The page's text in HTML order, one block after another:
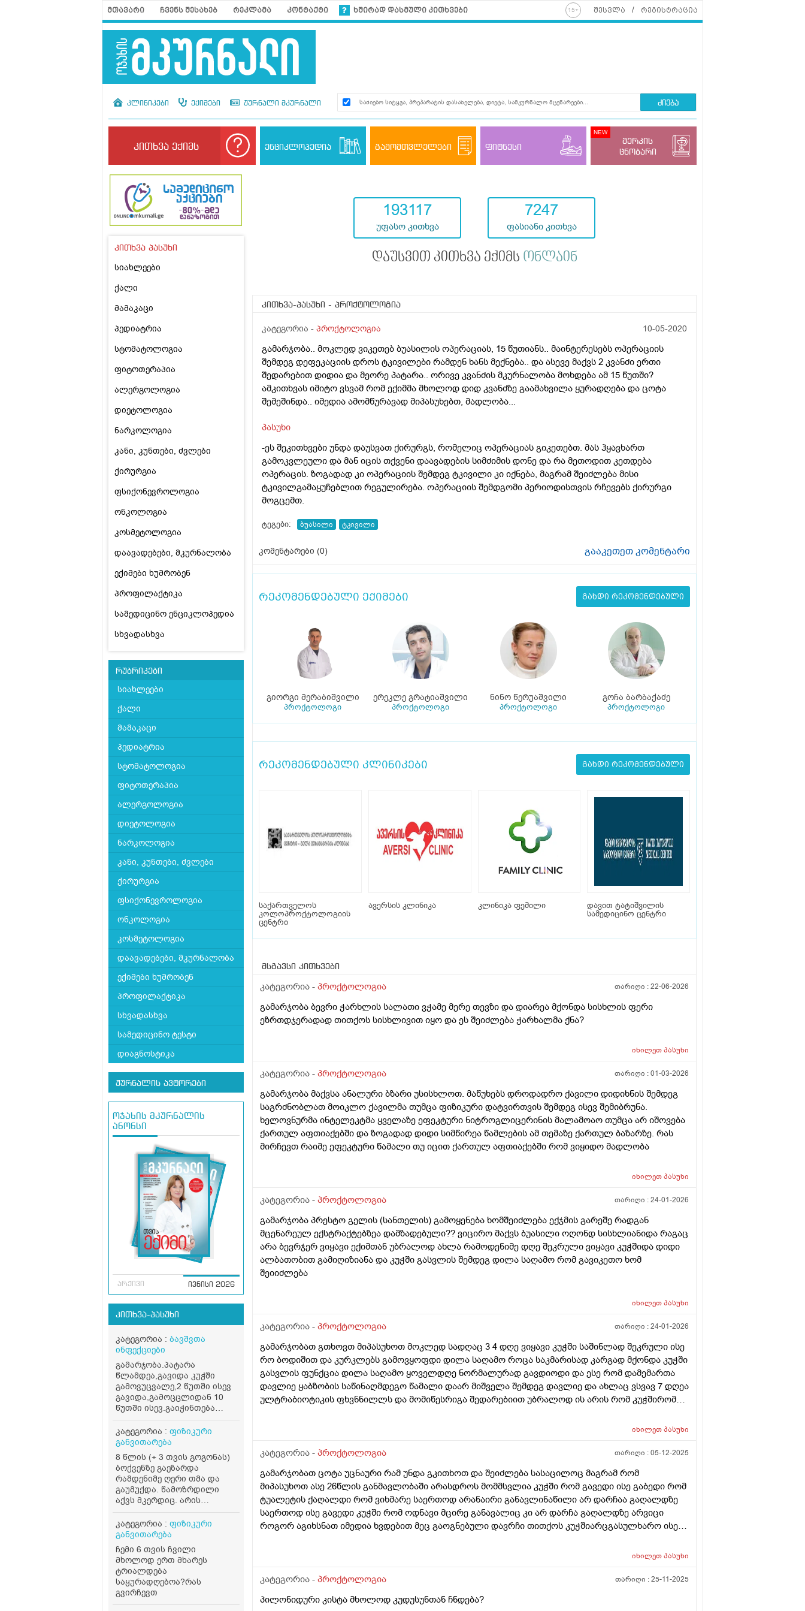
მთავარი ჩვენს შესახებ რეკლამა კონტაქტი ხშირად დასმული კითხვები შესვლა რეგისტრაცია
კლინიკები ექიმები ჟურნალი მკურნალი ძიება
კითხვა ექიმს ენციკლოპედია გამომთვლელები ფიტნესი
მერკის
ცნობარი
კითხვა პასუხი
სიახლეები
ქალი
მამაკაცი
პედიატრია
სტომატოლოგია
ფიტოთერაპია
ალერგოლოგია
დიეტოლოგია
ნარკოლოგია
კანი, კუნთები, ძვლები
ქირურგია
ფსიქონევროლოგია
ონკოლოგია
კოსმეტოლოგია
დაავადებები, მკურნალობა
ექიმები ხუმრობენ
პროფილაქტიკა
სამედიცინო ენციკლოპედია
სხვადასხვა
რუბრიკები
სიახლეები
ქალი
მამაკაცი
პედიატრია
სტომატოლოგია
ფიტოთერაპია
ალერგოლოგია
დიეტოლოგია
ნარკოლოგია
კანი, კუნთები, ძვლები
ქირურგია
ფსიქონევროლოგია
ონკოლოგია
კოსმეტოლოგია
დაავადებები, მკურნალობა
ექიმები ხუმრობენ
პროფილაქტიკა
სხვადასხვა
სამედიცინო ტესტი
დიაგნოსტიკა
ჟურნალის ავტორები
ოჯახის მკურნალის
ანონსი
არქივი ივნისი 2026
კითხვა-პასუხი
კატეგორია : ბავშვთა
ინფექციები
გამარჯობა.პატარა
წლამდეა,გავიდა კუჭში
გამოვუცვალე,2 წუთში ისევ
გავიდა,გამოცცლიდან 10
წუთში ისევ.გაიჭინთება
გავა.აშლილი არაა,ღამეც
მშვიდად ეძინა,გუშინ
საღამოსაც ეგრე გააკეთა
თვითონ ბავშვი არ წუხს
კატეგორია : ფიზიკური
განვითარება
8 წლის (+ 3 თვის გოგონას)
ბოქვენზე გაეზარდა
რამდენიმე ღერი თმა და
გაუმუქდა. წამოზრდილი
აქვს მკერდიც. არის
ასაკთან შედარებით
მაღალი და აქვს წონაც ( 44
კგ). რამდენად საშიშია, რას
რამდენად ნორმალურია?
და რა გავლენა შეიძლება
იქონიოს ამ ყველაფერმა.
კატეგორია : ფიზიკური
განვითარება
ჩემი 6 თვის ჩვილი
მხოლოდ ერთ მხარეს
ტრიალდება
საყურადღებოა?რას
გვირჩევთ
193117
უფასო კითხვა
7247
ფასიანი კითხვა
დაუსვით კითხვა ექიმს ონლაინ
კითხვა-პასუხი - პროქტოლოგია
კატეგორია - პროქტოლოგია 10-05-2020
გამარჯობა.. მოკლედ ვიკეთებ ბუასილის ოპერაციას, 15 წუთიანს.. მაინტერესებს ოპერაციის
შემდეგ დეფეკაციის დროს ტკივილები რამდენ ხანს მექნება.. და ასევე მაქვს 2 კვანძი ერთი
შედარებით დიდია და მეორე პატარა.. ორივე კვანძის მკურნალობა მოხდება ამ 15 წუთში?
ამკითხვას იმიტო ვსვამ რომ ექიმმა მხოლოდ დიდ კვანძზე გაამახვილა ყურადღება და ცოტა
შემეშინდა.. იმედია ამომწურავად მიპასუხებთ, მადლობა...
პასუხი
-ეს შეკითხვები უნდა დაუსვათ ქირურგს, რომელიც ოპერაციას გიკეთებთ. მას ჰყავხართ
გამოკვლეული და მან იცის თქვენი დაავადების სიმძიმის დონე და რა მეთოდით კეთდება
ოპერაცის. ზოგადად კი ოპერაციის შემდეგ ტკივილი კი იქნება, მაგრამ შეიძლება მისი
ტკივილგამაყუჩებლით რეგულირება. ოპერაციის შემდგომი პერიოდისთვის რჩევებს ქირურგი
მოგცემთ.
ტეგები: ბუასილი ტკივილი
კომენტარები (0) გააკეთეთ კომენტარი
რეკომენდებული ექიმები გახდი რეკომენდებული
გიორგი მერაბიშვილი
პროქტოლოგი
ერეკლე გრატიაშვილი
პროქტოლოგი
ნინო წერუაშვილი
პროქტოლოგი
გოჩა ბარბაქაძე
პროქტოლოგი
რეკომენდებული კლინიკები გახდი რეკომენდებული
საქართველოს
კოლოპროქტოლოგიის
ცენტრი
ავერსის კლინიკა კლინიკა ფემილი
დავით ტატიშვილის
სამედიცინო ცენტრი
მსგავსი კითხვები
კატეგორია - პროქტოლოგია თარიღი :22-06-2026
გამარჯობა ბევრი ჭარხლის სალათი ვჭამე მერე თევზი და დიარეა მქონდა სისხლის ფერი
ეზრთდჯერადად თითქოს სისხლივით იყო და ეს შეიძლება ჭარხალმა ქნა?
იხილეთპასუხი
კატეგორია - პროქტოლოგია თარიღი :01-03-2026
გამარჯობა მაქვსა ანალური ბზარი უსისხლოთ. მაწუხებს დროდადრო ქავილი დიდიხნის შემდეგ
საგრძნობლათ მოიკლო ქავილმა თუმცა ფიზიკური დატვირთვის შემდეგ ისევ შემიბრუნა.
ხელოვნურმა ინტელეკტმა ყველაზე ეფეკტური ნიტროგლიცერინის მალამოაო თუმცა არ იშოვება
ქართულ აფთიაქებში და ზოგადად დიდი სიმწირეა წამლების ამ თემაზე ქართულ ბაზარზე. რას
მირჩევთ რაიმე ეფეკტური წამალი თუ იცით ქართულ აფთიაქებში რომ ვიყიდო მადლობა
იხილეთპასუხი
კატეგორია - პროქტოლოგია თარიღი :24-01-2026
გამარჯობა პრესტო გელის (სანთელის) გამოყენება ხომშეიძლება ექჯმის გარეშე რადგან
მცენარეულ ექსტრაქტებზეა დამზადებული?? ვიცირო მაქვს ბუასილი ოღონდ სისხლიანიდა რაგაც
არა ბევრჯერ ვიყავი ექიმთან უბრალოდ ახლა რამოდენიმე დღე შეკრული ვიყავი კუჭშიდა დიდი
ალბათობით გამიღიზიანა და კუჭში გასვლის შემდეგ დილა საღამო რომ გავიკეთო ხომ
შეიიძლება
იხილეთპასუხი
კატეგორია - პროქტოლოგია თარიღი :24-01-2026
გამარჯობათ გთხოვთ მიპასუხოთ მოკლედ სადღაც 3 4 დღე ვიყავი კუჭში საშინლად შეკრული ისე
რო ბოდიშით და კურკლებს გამოვყოფდი დილა საღამო როცა საკმარისად კარგად მქონდა კუჭში
გასვლის ფუნქცია დილა საღამო ყოველდღე ნორმალურად გავდიოდი და ესე რომ დამემართა
დავლიე ყაბზობის საწინაღმდეგო წამალი დაარ მიშველა შემდეგ დავლიე და ახლაც ვსვავ 7 დღეა
ულტრაბიოტიკის ფხვნნილლს და მომიწესრიგა შედარებიით უბრალოდ ის არის რომ კუჭშირომ
ნახშირის აბებიარ დამილევია რო შავი ფერი მიეცა და არც სისხლიანი არმაქვს განავალი ეს
ამვილაბისას რომელიც ასევე შავი ფერისაა მაგრამ კუჭში გასვლის შემდეგ ცოტათი მტკივა არა
სადაც იწყება იქ და მაქვს ქავილი შესაძლოა ბუასილიც გამიღიზიანა და არის თუარა ისეთი
სანთელი რომელიც ექიმის გარეშე შემიძლია გავიკეთო ადრე მითხრა ექიმმა დანიშბულების
გარეშეც შეგიძკია გაიკეთოვო მაგრამ სახელი აგარ მახსოვს მენთოლიანია უს სანთელი
იხილეთპასუხი
კატეგორია - პროქტოლოგია თარიღი :05-12-2025
გამარჯობათ ცოტა უცნაური რამ უნდა გკითხოთ და შეიძლება სასაცილოც მაგრამ რომ
მიპასუხოთ ასე 26წლის განმავლობაში არასდროს მომმსვლია კუჭში რომ გავედი ისე გაბედი რომ
ტუალეტის ქაღალდი რომ ვიხმარე საერთოდ არანაირი განავლინაწილი არ დარჩაა გაღალდზე
საერთოდ ისე გავედი კუჭში რომ ოდნავი მცირე განავალიც კი არ დარჩა გაღალდზე არვიცი
როგორ აგიხსნათ იმედია ხვდებით მეც გაოგნებული დავრჩი თითქოს კუჭშიარცგასულხარო ისე
ნასახი არ გადავიდა სუფთათ ასეთირამ ხდება? ანთუხდება რამე საშიში ხოარა ან რას ნიშნავს ეს
იხილეთპასუხი
კატეგორია - პროქტოლოგია თარიღი :25-11-2025
პილონიდური კისტა მხოლოდ კუდუსუნთან ჩნდება?